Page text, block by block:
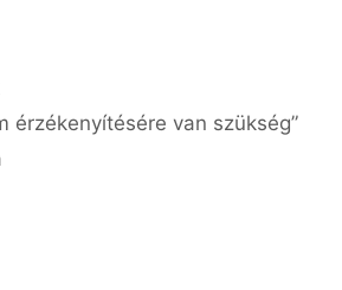
érzékenyítésére van szükség”